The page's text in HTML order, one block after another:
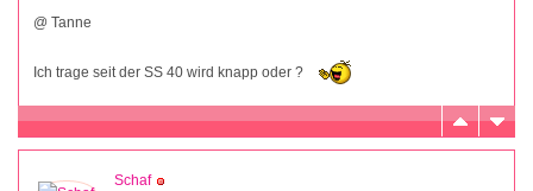
@ Tanne
Ich trage seit der SS 40 wird knapp oder ?
Schaf